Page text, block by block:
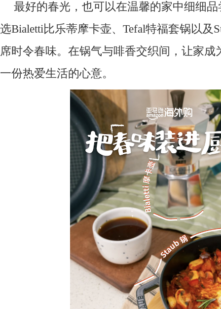
最好的春光，也可以在温馨的家中细细
选Bialetti比乐蒂摩卡壶、Tefal特福套锅以及
席时令春味。在锅气与啡香交织间，让家成
一份热爱生活的心意。